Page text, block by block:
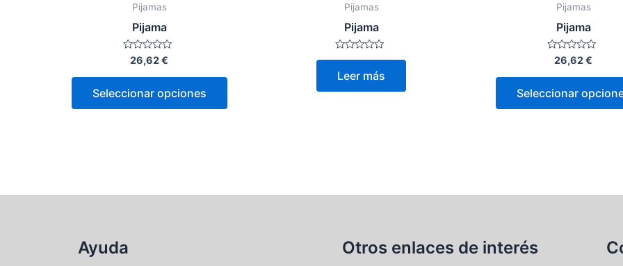
Pijamas
Pijama
Valorado
con
0
5
26,62€
Seleccionar opciones
Pijamas
Pijama
Valorado
5
Leer más
Pijamas
Pijama
Valorado
con
0
5
26,62€
Seleccionar
Ayuda Otros enlaces de interés